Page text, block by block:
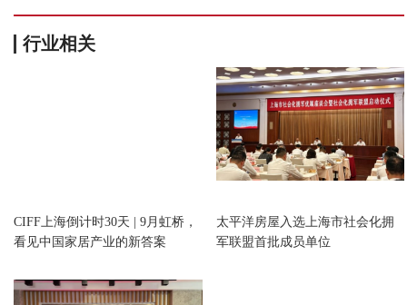
行业相关
CIFF上海倒计时30天 | 9月虹桥，
看见中国家居产业的新答案
太平洋房屋入选上海市社会化拥
军联盟首批成员单位